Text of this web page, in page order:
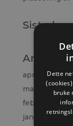
Siste
Arkiv
april 2026
mars 2026
februar 2026
januar 2026
Dette
bruke